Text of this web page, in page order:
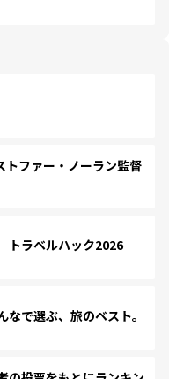
ファー・ノーラン監督
ラベルハック2026
で選ぶ、旅のベスト。